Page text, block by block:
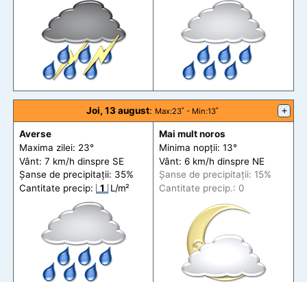
Joi, 13 august: Max:23˚ - Min:13˚ +
Averse
Maxima zilei: 23°
Vânt: 7 km/h dinspre SE
Șanse de precipitații: 35%
Cantitate precip:
1 L/m²
Mai mult noros
Minima nopții: 13°
Vânt: 6 km/h dinspre NE
Șanse de precipitații: 15%
Cantitate precip.: 0